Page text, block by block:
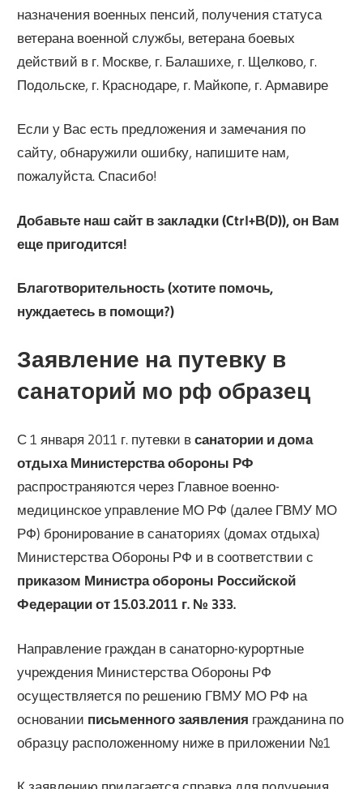
назначения военных пенсий, получения статуса
ветерана военной службы, ветерана боевых
действий в г. Москве, г. Балашихе, г. Щелково, г.
Подольске, г. Краснодаре, г. Майкопе, г. Армавире
Если у Вас есть предложения и замечания по
сайту, обнаружили ошибку, напишите нам,
пожалуйста. Спасибо!
Добавьте наш сайт в закладки (Ctrl+В(D)), он Вам
еще пригодится!
Благотворительность (хотите помочь,
нуждаетесь в помощи?)
Заявление на путевку в
санаторий мо рф образец
С 1 января 2011 г. путевки всанатории и дома
отдыха Министерства обороны РФ
распространяются через Главное военно-
медицинское управление МО РФ (далее ГВМУ МО
РФ) бронирование в санаториях (домах отдыха)
Министерства Обороны РФ и в соответствии с
приказом Министра обороны Российской
Федерации от 15.03.2011 г. № 333.
Направление граждан в санаторно-курортные
учреждения Министерства Обороны РФ
осуществляется по решению ГВМУ МО РФ на
основании письменного заявления гражданина по
образцу расположенному ниже в приложении №1